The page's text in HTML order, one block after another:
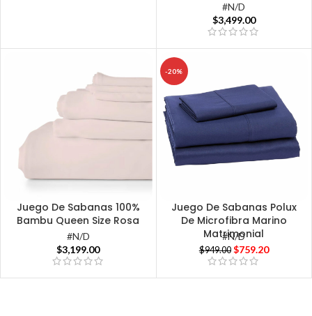
#N/D
$3,499.00
Juego De Sabanas 100%
Bambu Queen Size Rosa
#N/D
$3,199.00
-20%
Juego De Sabanas Polux
De Microfibra Marino
Matrimonial
#N/D
$949.00 $759.20